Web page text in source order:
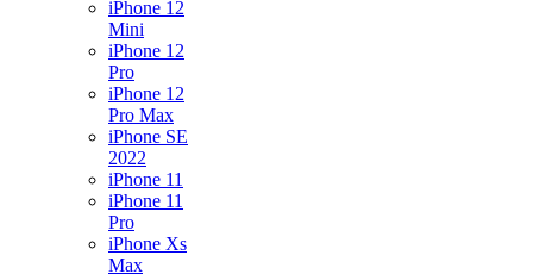
iPhone 12
Mini
iPhone 12
Pro
iPhone 12
Pro Max
iPhone SE
2022
iPhone 11
iPhone 11
Pro
iPhone Xs
Max